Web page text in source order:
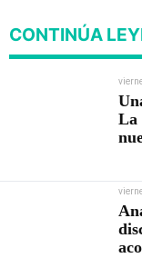
CONTINÚA
La